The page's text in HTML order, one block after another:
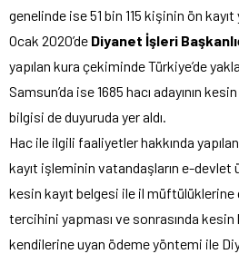
genelinde ise 51 bin 115 kişinin ön kayıt
Ocak 2020’de Diyanet İşleri
yapılan kura çekiminde Türkiye’de
Samsun’da ise 1685 hacı adayının
bilgisi de duyuruda yer aldı.
Hac ile ilgili faaliyetler hakkında
kayıt işleminin vatandaşların e-devlet
kesin kayıt belgesi ile il müftülüklerine
tercihini yapması ve sonrasında kesin
kendilerine uyan ödeme yöntemi ile